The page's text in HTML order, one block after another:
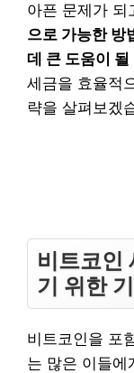
아픈 문제가 되
으로 가능한 방
데 큰 도움이
세금을 효율적
략을 살펴보겠
비트코인
기 위한
비트코인을 포
는 많은 이들에